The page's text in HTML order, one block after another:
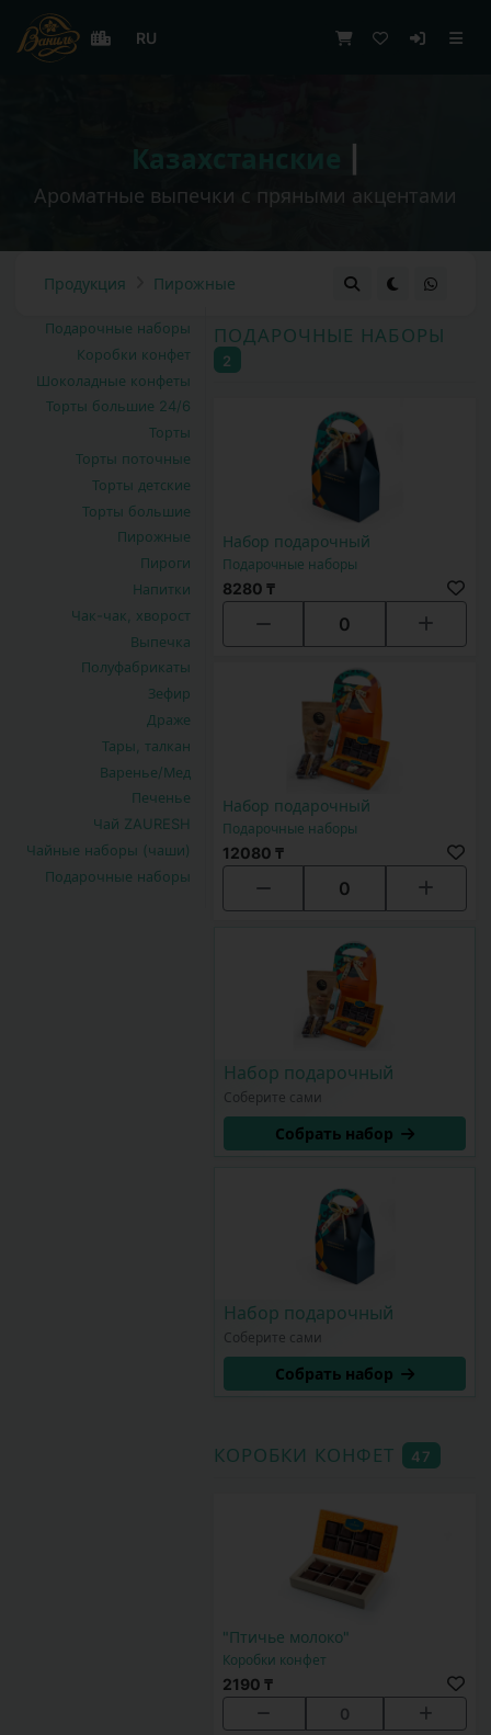
RU
Казахстанские сладости по с
Ароматные выпечки с пряными акцентами
Продукция Пирожные
Подарочные наборы
Коробки конфет
Шоколадные конфеты
Торты большие 24/6
Торты
Торты поточные
Торты детские
Торты большие
Пирожные
Пироги
Напитки
Чак-чак, хворост
Выпечка
Полуфабрикаты
Зефир
Драже
Тары, талкан
Варенье/Мед
Печенье
Чай ZAURESH
Чайные наборы (чаши)
Подарочные наборы
ПОДАРОЧНЫЕ НАБОРЫ
2
Набор подарочный
Подарочные наборы
8280 ₸
0
Набор подарочный
Подарочные наборы
12080 ₸
0
Набор подарочный
Соберите сами
Собрать набор
Набор подарочный
Соберите сами
Собрать набор
КОРОБКИ КОНФЕТ 47
"Птичье молоко"
Коробки конфет
2190 ₸
0